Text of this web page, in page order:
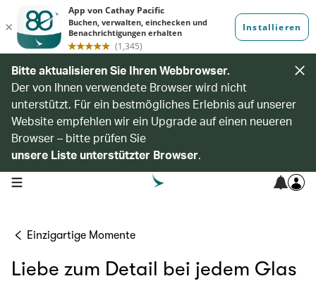
Bitte aktualisieren Sie Ihren Webbrowser.
Der von Ihnen verwendete Browser wird nicht
unterstützt. Für ein bestmögliches Erlebnis auf unserer
Website empfehlen wir ein Upgrade auf einen neueren
Browser – bitte prüfen Sie
unsere Liste unterstützter Browser.
open navigation menu
Einzigartige Momente
Liebe zum Detail bei jedem Glas